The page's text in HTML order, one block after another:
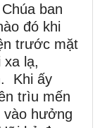
ban
đó khi
trước mặt
xa lạ,
Khi ấy
trìu mến
vào hưởng